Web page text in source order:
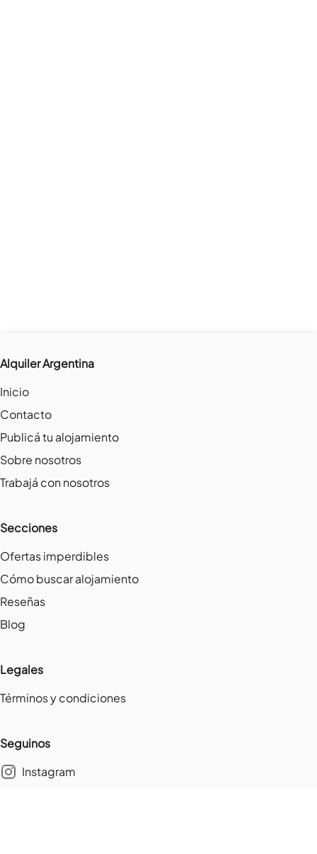
Alquiler Argentina
Inicio
Contacto
Publicá tu alojamiento
Sobre nosotros
Trabajá con nosotros
Secciones
Ofertas imperdibles
Cómo buscar alojamiento
Reseñas
Blog
Legales
Términos y condiciones
Seguinos
Instagram